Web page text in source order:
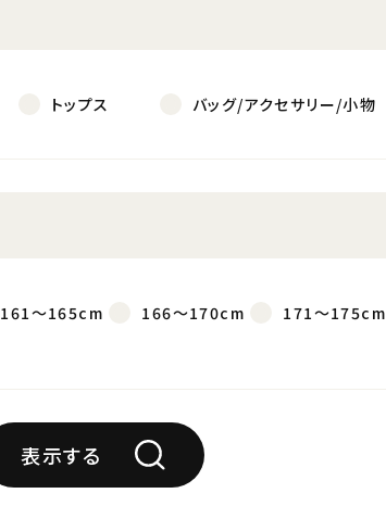
トップス バッグ/アクセサリー/小物
161～165cm 166～170cm 171～175cm
表示する